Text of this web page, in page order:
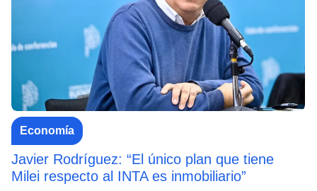
Economía
Javier Rodríguez: “El único plan que tiene
Milei respecto al INTA es inmobiliario”